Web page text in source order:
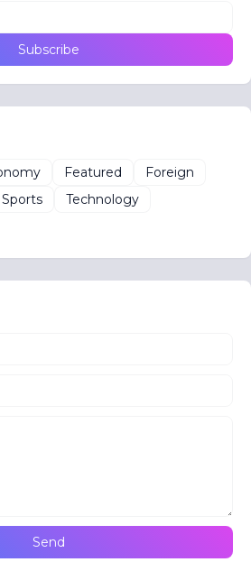
Featured
Foreign
Sports
Technology